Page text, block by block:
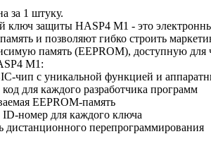
за 1 штуку.
ключ защиты HASP4 M1 - это
и позволяют гибко строить
память (EEPROM), доступную
M1:
чип с уникальной функцией и
для каждого разработчика программ
EEPROM-память
номер для каждого ключа
дистанционного перепрограммирования